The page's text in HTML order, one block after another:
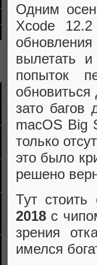
Одним
Xcode
вылетать
попыток
зато багов
macOS Big
только
это было
решено
Тут
2018 с
зрения
имелся